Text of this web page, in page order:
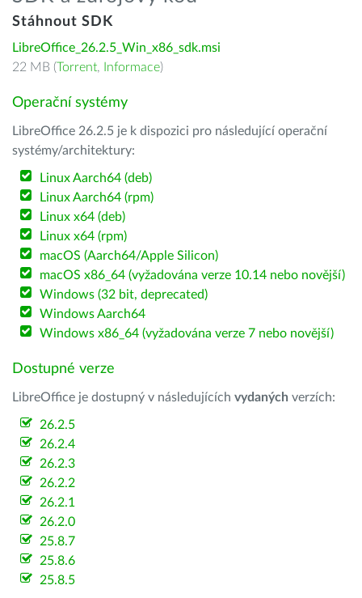
Stáhnout SDK
LibreOffice_26.2.5_Win_x86_sdk.msi
22 MB (Torrent, Informace)
Operační systémy
LibreOffice 26.2.5 je k dispozici pro následující operační
systémy/architektury:
Linux Aarch64 (deb)
Linux Aarch64 (rpm)
Linux x64 (deb)
Linux x64 (rpm)
macOS (Aarch64/Apple Silicon)
macOS x86_64 (vyžadována verze 10.14 nebo novější)
Windows (32 bit, deprecated)
Windows Aarch64
Windows x86_64 (vyžadována verze 7 nebo novější)
Dostupné verze
LibreOffice je dostupný v následujících vydaných verzích:
26.2.5
26.2.4
26.2.3
26.2.2
26.2.1
26.2.0
25.8.7
25.8.6
25.8.5